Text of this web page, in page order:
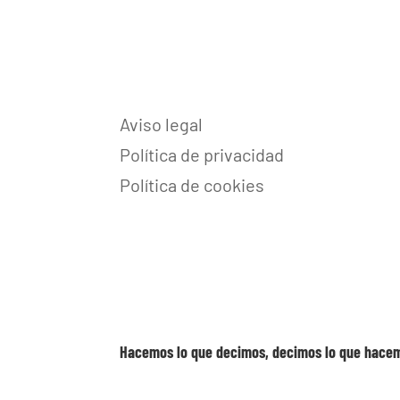
Aviso legal
Política de privacidad
Política de cookies
Hacemos lo que decimos, decimos lo que